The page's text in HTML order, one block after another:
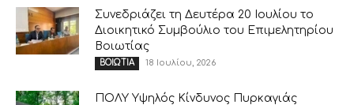
Συνεδριάζει τη Δευτέρα 20 Ιουλίου το
Διοικητικό Συμβούλιο του Επιμελητηρίου
Βοιωτίας
ΒΟΙΩΤΙΑ 18 Ιουλίου, 2026
ΠΟΛΥ Υψηλός Κίνδυνος Πυρκαγιάς